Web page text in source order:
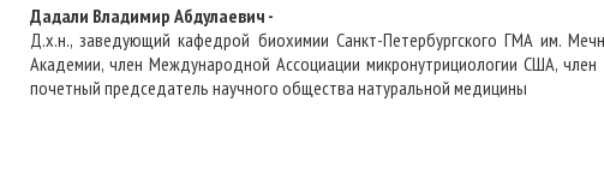
Дадали Владимир Абдулаевич -
Д.х.н., заведующий кафедрой биохимии Санкт-Петербургского ГМА им.
Академии, член Международной Ассоциации микронутрициологии США,
почетный председатель научного общества натуральной медицины